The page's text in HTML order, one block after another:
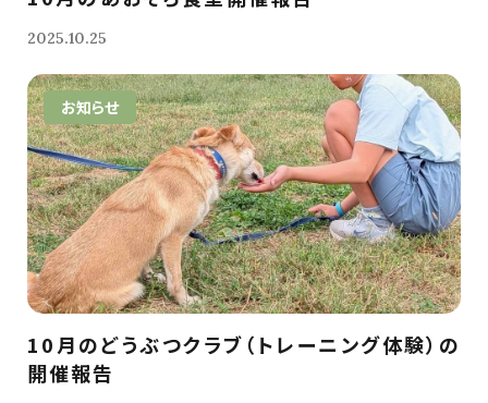
2025.10.25
お知らせ
10月のどうぶつクラブ（トレーニング体験）の
開催報告